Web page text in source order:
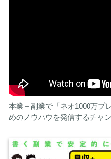
本業＋副業で「ネオ1000万プ
めのノウハウを発信するチャ